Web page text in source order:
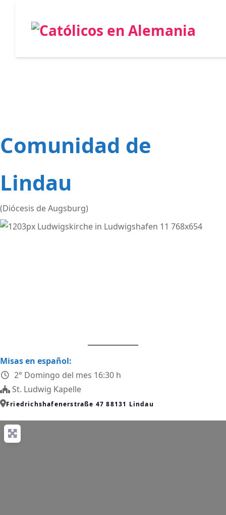
Comunidad de
Lindau
(Diócesis de Augsburg)
Misas en español:
2° Domingo del mes 16:30 h
St. Ludwig Kapelle
Friedrichshafenerstraße 47 88131 Lindau